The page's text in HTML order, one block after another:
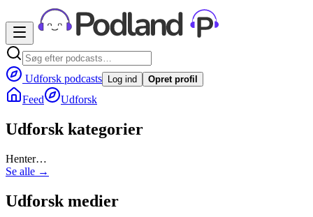
Udforsk podcasts Log ind Opret profil
Feed Udforsk
Udforsk kategorier
Henter…
Se alle →
Udforsk medier